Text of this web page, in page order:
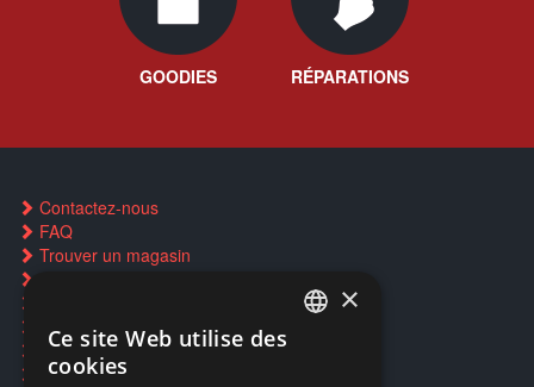
GOODIES RÉPARATIONS
Contactez-nous
FAQ
Trouver un magasin
Restauration CD griffés
Réparations & SAV
Smartpoints
×
Ce site Web utilise des
cookies